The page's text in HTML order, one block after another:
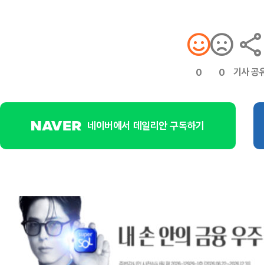
0 0 기사 공
네이버에서 데일리안 구독하기